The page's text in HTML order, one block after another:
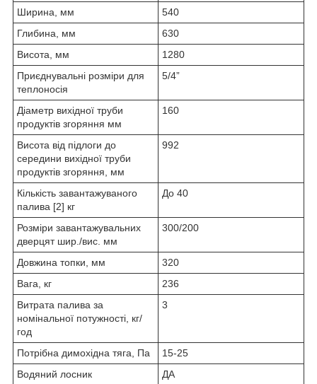
Ширина, мм
540
Глибина, мм
630
Висота, мм
1280
Приєднувальні розміри для
теплоносія
5/4”
Діаметр вихідної труби
продуктів згоряння мм
160
Висота від підлоги до
середини вихідної труби
продуктів згоряння, мм
992
Кількість завантажуваного
палива [2] кг
До 40
Розміри завантажувальних
дверцят шир./вис. мм
300/200
Довжина топки, мм
320
Вага, кг
236
Витрата палива за
номінальної потужності, кг/
год
3
Потрібна димохідна тяга, Па
15-25
Водяний лосник
ДА